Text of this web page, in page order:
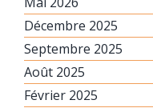
Décembre 2025
Septembre 2025
Août 2025
Février 2025